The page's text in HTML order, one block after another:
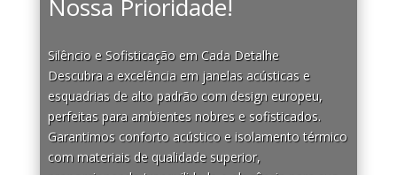
Nossa Prioridade!
Silêncio e Sofisticação em Cada Detalhe
Descubra a excelência em janelas acústicas e
esquadrias de alto padrão com design europeu,
perfeitas para ambientes nobres e sofisticados.
Garantimos conforto acústico e isolamento térmico
com materiais de qualidade superior,